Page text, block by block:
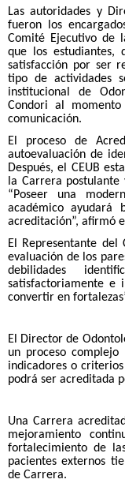
Las autoridades y
fueron los
Comité Ejecutivo de
que los estudiantes,
satisfacción por ser
tipo de actividades
institucional de
Condori al
comunicación.
El proceso de
autoevaluación de
Después, el CEUB
la Carrera
“Poseer una
académico ayudará
acreditación”, afirmó
El Representante del
evaluación de los
debilidades
satisfactoriamente e
convertir en
El Director de
un proceso
indicadores o
podrá ser acreditada
Una Carrera
mejoramiento
fortalecimiento de
pacientes externos
de Carrera.